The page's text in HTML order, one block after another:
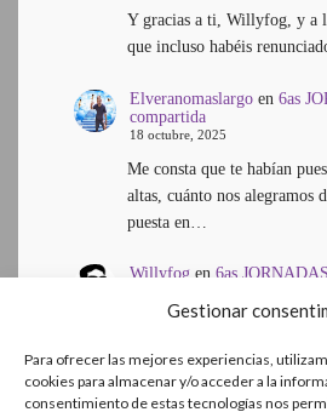
Gestionar
Para ofrecer las mejores experiencias,
cookies para almacenar y/o acceder a la
consentimiento de estas tecnologías nos
Y gracias a ti, Willyfog, y a
que incluso habéis
Elveranomaslargoen 6as
compartida
18 octubre, 2025
Me consta que te habían
altas, cuánto nos alegramos
puesta en…
Willyfogen 6as
éxitazo. Todo salió muy
convocatoria, tanto por